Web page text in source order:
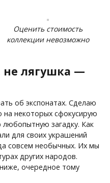
Оценить стоимость
коллекции невозможно
лягушка —
об экспонатах. Сделаю
на некоторых сфокусирую
загадку. Как
для своих украшений
совсем необычных. Их мы
других народов.
очередное тому